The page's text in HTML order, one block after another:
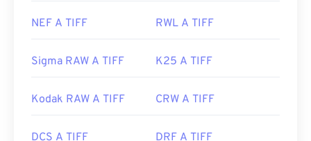
NEF A TIFF RWL A TIFF
Sigma RAW A TIFF K25 A TIFF
Kodak RAW A TIFF CRW A TIFF
DCS A TIFF DRF A TIFF